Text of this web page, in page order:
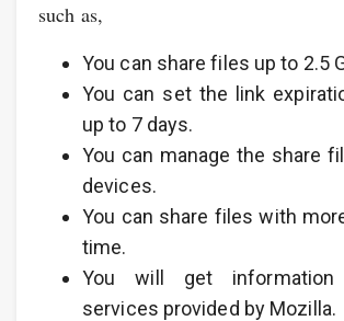
such as,
You can share files up to 2.5
You can set the link
up to 7 days.
You can manage the share
devices.
You can share files with
time.
You will get
services provided by Mozilla.